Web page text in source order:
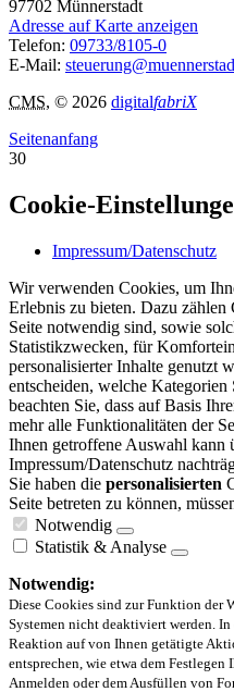
97702 Münnerstadt
Adresse auf Karte anzeigen
Telefon: 09733/8105-0
E-Mail:
CMS, © 2026 digitalfabriX
Seitenanfang
30
Cookie-
Impressum/Datenschutz
Wir verwenden Cookies, um
Erlebnis zu bieten. Dazu
Seite notwendig sind, sowie
Statistikzwecken, für
personalisierter Inhalte genutzt
entscheiden, welche Kategorien
beachten Sie, dass auf Basis
mehr alle Funktionalitäten der
Ihnen getroffene Auswahl kann
Impressum/Datenschutz
Sie haben die personalisierten
Seite betreten zu können,
Notwendig
Statistik & Analyse
Notwendig:
Diese Cookies sind zur Funktion der
Systemen nicht deaktiviert werden.
Reaktion auf von Ihnen getätigte
entsprechen, wie etwa dem
Anmelden oder dem Ausfüllen von